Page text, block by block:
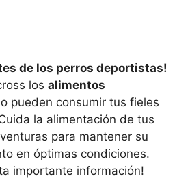
de los perros deportistas!
los alimentos
pueden consumir tus fieles
la alimentación de tus
para mantener su
en óptimas condiciones.
importante información!